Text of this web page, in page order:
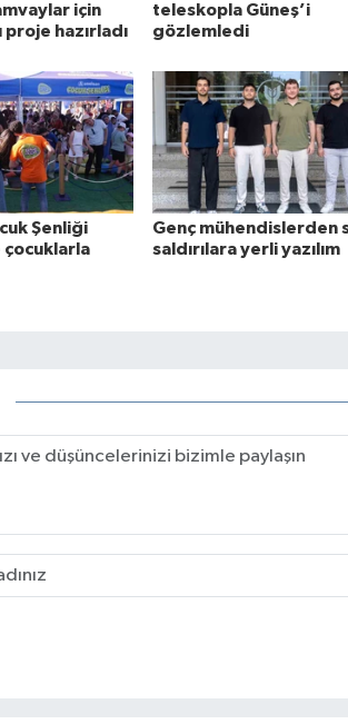
için
proje hazırladı
teleskopla Güneş’i
gözlemledi
Şenliği
çocuklarla
Genç mühendislerden
saldırılara yerli yazılım